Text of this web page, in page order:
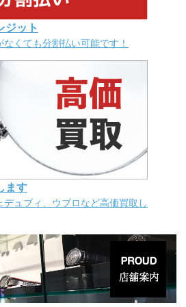
ジット
くても分割払い可能です！
ます
デュブィ、ウブロなど高価買取し